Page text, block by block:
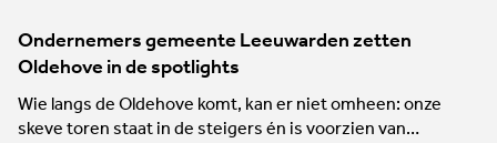
Ondernemers gemeente Leeuwarden zetten
Oldehove in de spotlights
Wie langs de Oldehove komt, kan er niet omheen: onze
skeve toren staat in de steigers én is voorzien van…